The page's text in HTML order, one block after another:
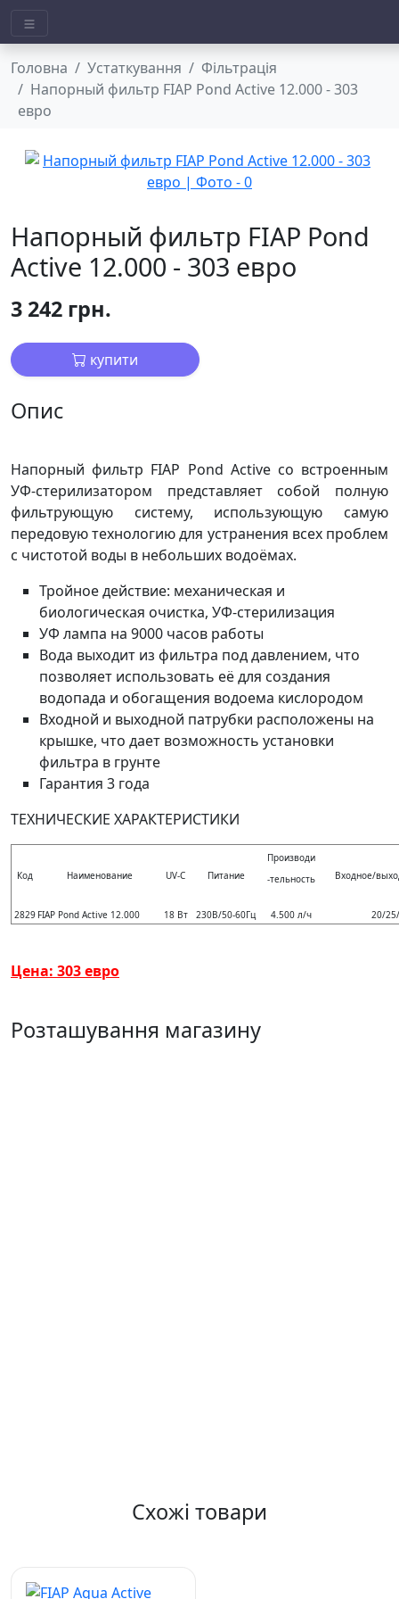
Головна Устаткування
Фільтрація
Напорный фильтр FIAP Pond Active 12.000 - 303
евро
Напорный фильтр FIAP Pond
Active 12.000 - 303 евро
3 242 грн.
купити
Опис
Напорный фильтр FIAP Pond Active со встроенным
УФ-стерилизатором представляет собой полную
фильтрующую систему, использующую самую
передовую технологию для устранения всех проблем
с чистотой воды в небольших водоёмах.
Тройное действие: механическая и
биологическая очистка, УФ-стерилизация
УФ лампа на 9000 часов работы
Вода выходит из фильтра под давлением, что
позволяет использовать её для создания
водопада и обогащения водоема кислородом
Входной и выходной патрубки расположены на
крышке, что дает возможность установки
фильтра в грунте
Гарантия 3 года
ТЕХНИЧЕСКИЕ ХАРАКТЕРИСТИКИ
Код Наименование UV-C Питание
Производи
-тельность
Входное/
2829 FIAP Pond Active 12.000 18 Вт 230В/50-60Гц 4.500 л/ч 20/
Цена: 303 евро
Розташування магазину
Схожі товари